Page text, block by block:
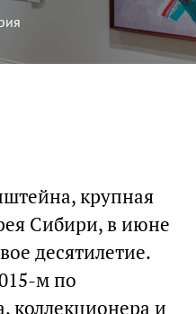
крупная
Сибири, в июне
десятилетие.
м по
коллекционера и